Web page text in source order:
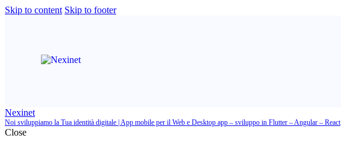
Skip to content Skip to footer
Nexinet
Noi sviluppiamo la Tua identità digitale | App mobile per il Web e Desktop app – sviluppo in Flutter – Angular – React
Close